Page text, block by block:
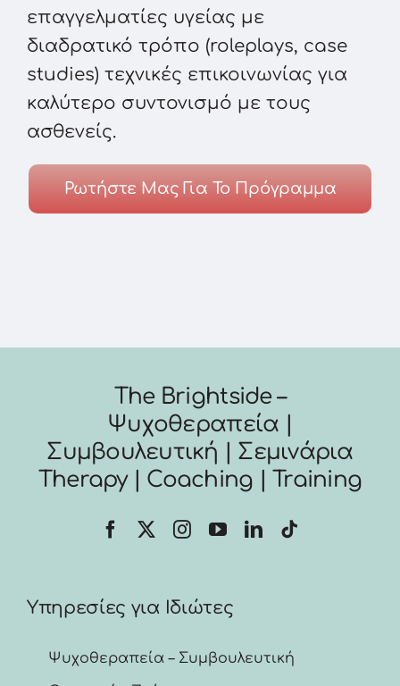
επαγγελματίες υγείας με
διαδρατικό τρόπο (roleplays, case
studies) τεχνικές επικοινωνίας για
καλύτερο συντονισμό με τους
ασθενείς.
Ρωτήστε Μας Για Το Πρόγραμμα
The Brightside –
Ψυχοθεραπεία |
Συμβουλευτική | Σεμινάρια
Therapy | Coaching | Training
Υπηρεσίες για Ιδιώτες
Ψυχοθεραπεία – Συμβουλευτική